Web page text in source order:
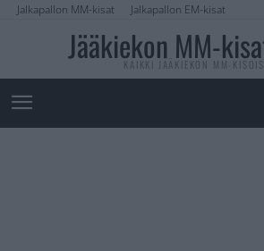
Jalkapallon MM-kisat Jalkapallon EM-kisat
Jääkiekon MM-
KAIKKI JÄÄKIEKON MM-